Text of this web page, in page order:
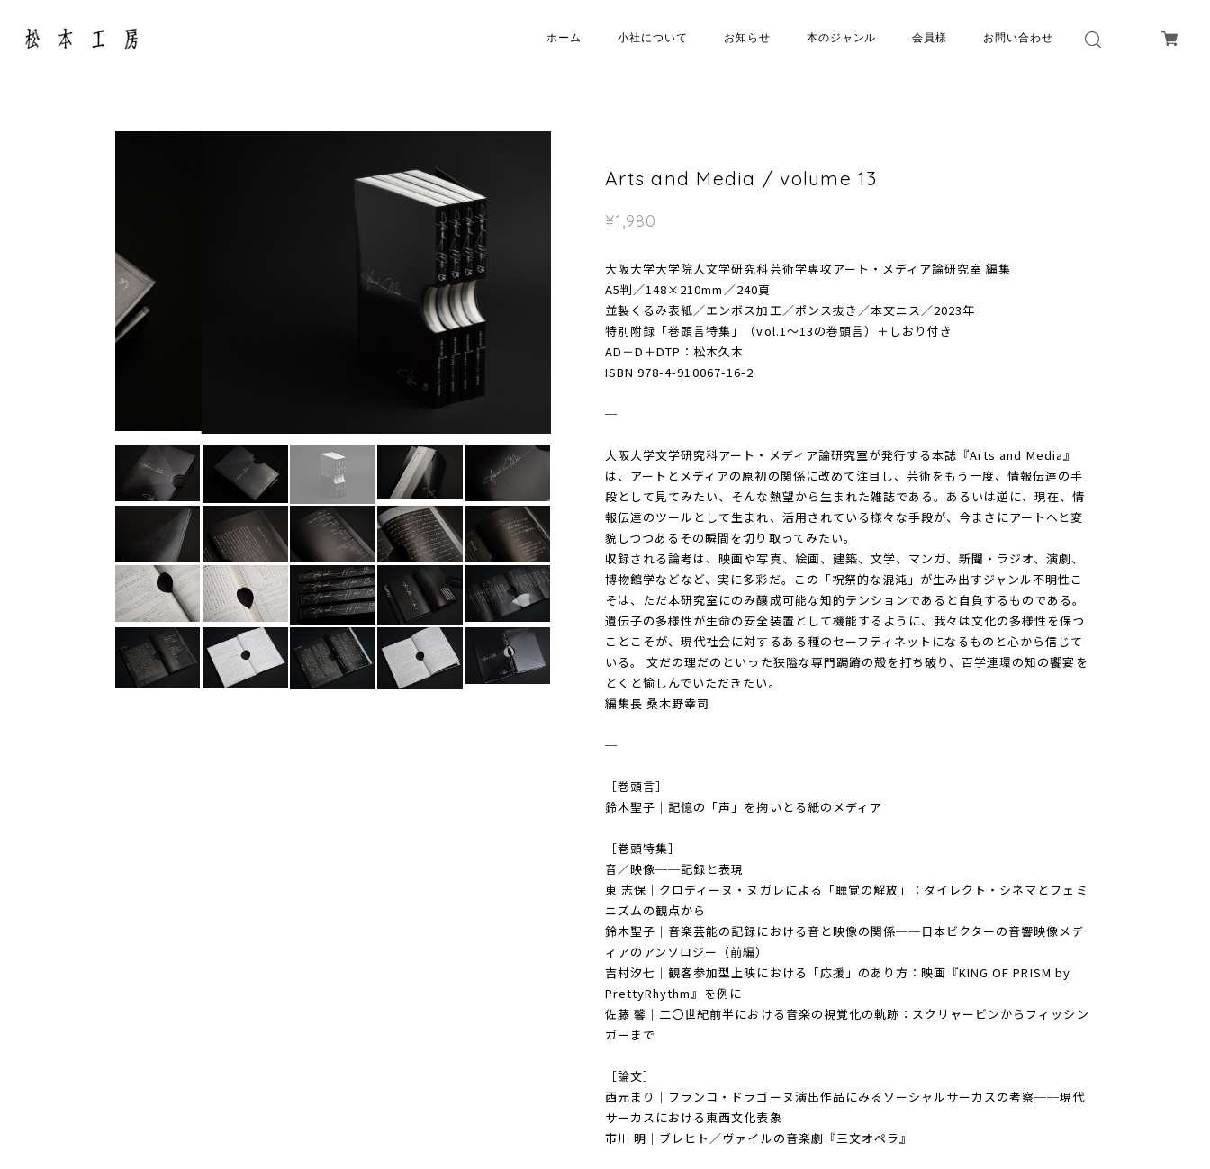
ホーム 小社について お知らせ 本のジャンル 会員様 お問い合わせ
Arts and Media / volume 13
¥1,980
大阪大学大学院人文学研究科芸術学専攻アート・メディア論研究室 編集
A5判／148×210mm／240頁
並製くるみ表紙／エンボス加工／ポンス抜き／本文ニス／2023年
特別附録「巻頭言特集」（vol.1〜13の巻頭言）＋しおり付き
AD＋D＋DTP：松本久木
ISBN 978-4-910067-16-2
─
大阪大学文学研究科アート・メディア論研究室が発行する本誌『Arts and Media』
は、アートとメディアの原初の関係に改めて注目し、芸術をもう一度、情報伝達の手
段として見てみたい、そんな熱望から生まれた雑誌である。あるいは逆に、現在、情
報伝達のツールとして生まれ、活用されている様々な手段が、今まさにアートへと変
貌しつつあるその瞬間を切り取ってみたい。
収録される論考は、映画や写真、絵画、建築、文学、マンガ、新聞・ラジオ、演劇、
博物館学などなど、実に多彩だ。この「祝祭的な混沌」が生み出すジャンル不明性こ
そは、ただ本研究室にのみ醸成可能な知的テンションであると自負するものである。
遺伝子の多様性が生命の安全装置として機能するように、我々は文化の多様性を保つ
ことこそが、現代社会に対するある種のセーフティネットになるものと心から信じて
いる。 文だの理だのといった狭隘な専門跼蹐の殻を打ち破り、百学連環の知の饗宴を
とくと愉しんでいただきたい。
編集長 桑木野幸司
─
［巻頭言］
鈴木聖子｜記憶の「声」を掬いとる紙のメディア
［巻頭特集］
音／映像──記録と表現
東 志保｜クロディーヌ・ヌガレによる「聴覚の解放」：ダイレクト・シネマとフェミ
ニズムの観点から
鈴木聖子｜音楽芸能の記録における音と映像の関係──日本ビクターの音響映像メデ
ィアのアンソロジー（前編）
吉村汐七｜観客参加型上映における「応援」のあり方：映画『KING OF PRISM by
PrettyRhythm』を例に
佐藤 馨｜二〇世紀前半における音楽の視覚化の軌跡：スクリャービンからフィッシン
ガーまで
［論文］
西元まり｜フランコ・ドラゴーヌ演出作品にみるソーシャルサーカスの考察──現代
サーカスにおける東西文化表象
市川 明｜ブレヒト／ヴァイルの音楽劇『三文オペラ』